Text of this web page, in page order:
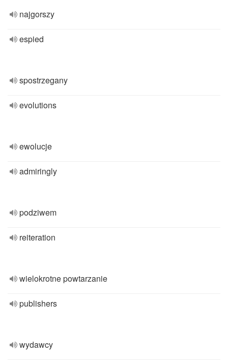
najgorszy
espied
spostrzegany
evolutions
ewolucje
admiringly
podziwem
reiteration
wielokrotne powtarzanie
publishers
wydawcy